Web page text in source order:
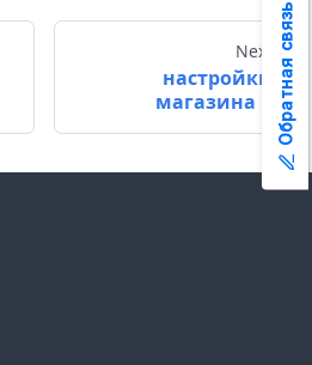
Next
настройки
магазина
Обратная связь